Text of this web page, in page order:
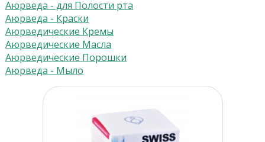
Аюрведа - для Полости рта
Аюрведа - Краски
Аюрведические Кремы
Аюрведические Масла
Аюрведические Порошки
Аюрведа - Мыло